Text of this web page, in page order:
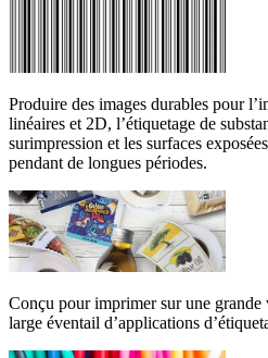
Produire des images durables pour
linéaires et 2D, l’étiquetage de
surimpression et les surfaces
pendant de longues périodes.
Conçu pour imprimer sur une grande
large éventail d’applications